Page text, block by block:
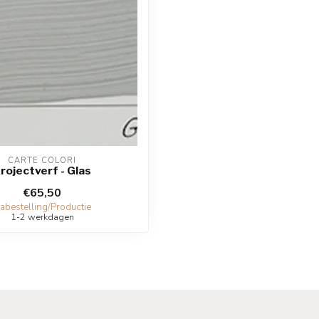
CARTE COLORI
- Glas
€65,50
Productie
1-2 werkdagen